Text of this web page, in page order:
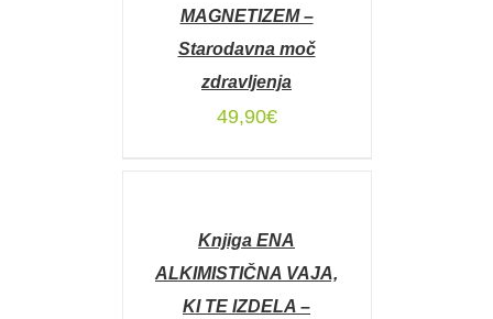
DETAILSMAGNETIZEM –
Starodavna moč
zdravljenja
49,90€
DETAILS
Knjiga ENA
ALKIMISTIČNA VAJA,
KI TE IZDELA –